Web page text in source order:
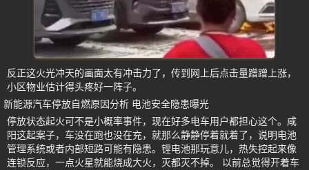
反正这火光冲天的画面太有冲击力了，传到网上后点击量蹭蹭上涨，
小区物业估计得头疼好一阵子。
新能源汽车停放自燃原因分析 电池安全隐患曝光
停放状态起火可不是小概率事件，现在好多电车用户都担心这个。咸
阳这起案子，车没在跑也没在充，就那么静静停着就着了，说明电池
管理系统或者内部短路可能有隐患。锂电池那玩意儿，热失控起来像
连锁反应，一点火星就能烧成大火，灭都灭不掉。 以前总觉得开着车